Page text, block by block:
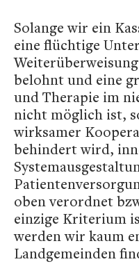
Solange wir ein
eine flüchtige
belohnt und eine
und Therapie im
nicht möglich ist,
wirksamer
behindert wird,
oben verordnet
einzige Kriterium
werden wir kaum
Landgemeinden